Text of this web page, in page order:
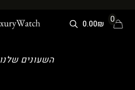
0
0.00₪
השעונים שלנו